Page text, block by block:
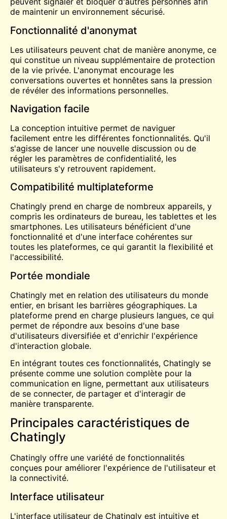
de maintenir un environnement sécurisé.
Fonctionnalité d'anonymat
Les utilisateurs peuvent chat de manière anonyme, ce
qui constitue un niveau supplémentaire de protection
de la vie privée. L'anonymat encourage les
conversations ouvertes et honnêtes sans la pression
de révéler des informations personnelles.
Navigation facile
La conception intuitive permet de naviguer
facilement entre les différentes fonctionnalités. Qu'il
s'agisse de lancer une nouvelle discussion ou de
régler les paramètres de confidentialité, les
utilisateurs s'y retrouvent rapidement.
Compatibilité multiplateforme
Chatingly prend en charge de nombreux appareils, y
compris les ordinateurs de bureau, les tablettes et les
smartphones. Les utilisateurs bénéficient d'une
fonctionnalité et d'une interface cohérentes sur
toutes les plateformes, ce qui garantit la flexibilité et
l'accessibilité.
Portée mondiale
Chatingly met en relation des utilisateurs du monde
entier, en brisant les barrières géographiques. La
plateforme prend en charge plusieurs langues, ce qui
permet de répondre aux besoins d'une base
d'utilisateurs diversifiée et d'enrichir l'expérience
d'interaction globale.
En intégrant toutes ces fonctionnalités, Chatingly se
présente comme une solution complète pour la
communication en ligne, permettant aux utilisateurs
de se connecter, de partager et d'interagir de
manière transparente.
Principales caractéristiques de
Chatingly
Chatingly offre une variété de fonctionnalités
conçues pour améliorer l'expérience de l'utilisateur et
la connectivité.
Interface utilisateur
L'interface utilisateur de Chatingly est intuitive et